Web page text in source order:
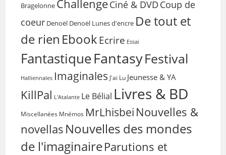
Bragelonne ChallengeCiné & DVD Coup de
coeur Denoël Denoël Lunes d'encre De tout et
de rien EbookEcrire Essai
FantastiqueFantasyFestival
Halliennales Imaginales J'ai Lu Jeunesse & YA
KillPal L'Atalante Le Bélial Livres & BD
Miscellanées Mnémos MrLhisbei Nouvelles &
novellas Nouvelles des mondes
de l'imaginaireParutions et